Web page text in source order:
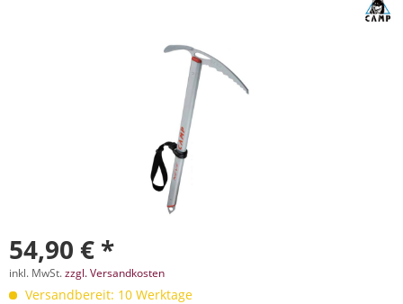
54,90 € *
inkl. MwSt.zzgl. Versandkosten
Versandbereit: 10 Werktage